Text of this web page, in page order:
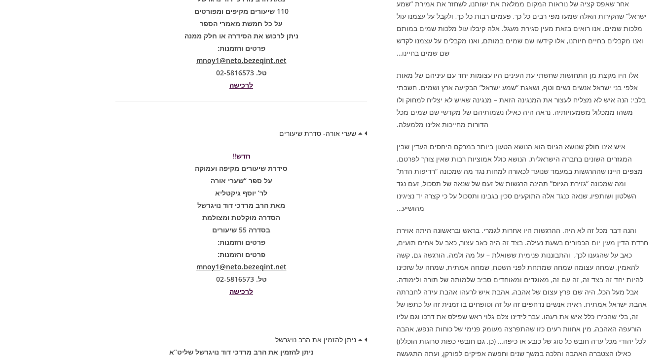
אחר שאפס קציה של נוראות המקום ממלאת את ישותנו, לשחזר את אמירת “שמע
ישראל” שהקירות האלה שמעו מפי רבים כל כך, פעמים רבות כל כך, ולקבל על עצמנו עול
מלכות שמים. אנו רואים בזאת מעין סגירת מעגל. אלה קיבלו עול מלכות שמים במותם
ואנו מקבלים בחיים חיותנו, אלו קידשו שם שמים במותם, ואנו מקבלים על עצמנו לקדש
שם שמים בחיינו…
אלו היו מקצת מן התחושות שחשתי עת העינים היו עצומות יחד עם עיניהם של מאות
אלפי בני ישראל אנשים נשים וטף, ושאגת “שמע ישראל” הבקיעה ארץ ושמים. חשבתי
בלבי: הנה איש לא מצליח לעצור את המנגינה הזאת – מנגינה שאיש לא יצליח למחוק ולו
משהו ממכלול משמעויותיה. נראה היה כאילו נשמותיהם של מקדשי שם שמים מכל
הדורות מחייכות אלינו מלמעלה.
איש אינו חולק שנושא הגיוס הוא הנושא הטעון ביותר במרקם היחסים העדין שבין
המגזרים השונים בחברה הישראלית. הנושא כולל אמוציות רבות שאין צורך לפרטם.
מצפים היינו שההרגשות במעמד שנועד לכאורה למחות נגד מה שמכונה “רדיפות הדת”
ומה שמכונה “גזירת הגיוס” תהינה הרגשות של זעם של שנאה של תסכול, זעם נגד
השלטון ושותפיו, שנאה כנגד אלה התוקעים סכין בגבינו ותסכול על כי קצרה יד נציגינו
מהושיע…
והנה דבר מכל זה לא היה. ההרגשות היו אחרות לגמרי. בראש ובראשונה היתה אוירת
חרדת הדין מעין יום הכפורים בשעת נעילה. בצד זה היה כאב עצור, כאב על אחים תועים,
כאב על שהגענו לכך, והתבוננות פנימית ששואלת – על מה ולמה. הורגשה גם, קשה
להאמין, שמחה עצומה שמחה שמתחת לפני השטח, שמחה אמתית, שמחה על שזכינו
להיות יחד זה בצד זה, זה עם זה, מאוגדים ומאוחדים סביב שלמותה של תורה ולימודה.
אבל מעל הכל, היה שם פרץ עצום של אהבה, אהבת איש לרעהו אהבת עידה לחברתה
אהבת ישראל אמתית. ראית אנשים נדחפים זה על זה וטופחים בו זמנית זה על כתפו של
זה, בלי שהכירו כלל איש את רעהו. עבר לידינו צלם גלוי ראש שפילס את דרכו וגם עליו
הורעפה האהבה, מין אחוות רעים כזו שהתפרצה מעומק פנימי של כוחות הנפש, אהבה
לכל יהודי מכל עדה חובש כל סוג של כובע או כיפה… (כן, גם חובשי כפות סרוגות הוכללו)
כאילו הצטברה האהבה והלכה במשך שנים וחפשה אפיקים לפורקן, ועתה התגעשה
110 שיעורים מקיפים ומפורטים
על כל חמשת מאמרי הספר
ניתן לרכוש את הסידרה או חלק ממנה
פרטים והזמנות:
mnoy1@neto.bezeqint.net
טל. 02-5816573
לרכישה
שערי אורה- סדרת שיעורים
חדש!!
סידרת שיעורים מקיפה ועמוקה
על ספר “שערי אורה
לר’ יוסף גיקטליא
מאת הרב מרדכי דוד נויגרשל
הסדרה מוקלטת ומצולמת
בסדרה 55 שיעורים
פרטים והזמנות:
פרטים והזמנות:
mnoy1@neto.bezeqint.net
טל. 02-5816573
לרכישה
ניתן להזמין את הרב נויגרשל
ניתן להזמין את הרב מרדכי דוד נויגרשל שליט”א